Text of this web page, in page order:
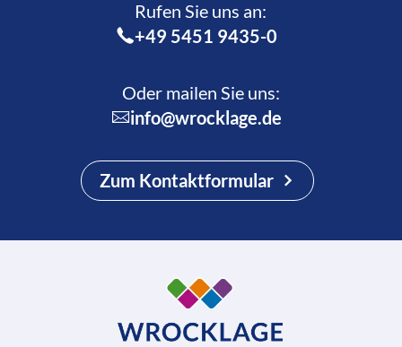
Rufen Sie uns an:­
+49 5451 9435-0
Oder mailen Sie uns:
info@wrocklage.de
Zum Kontaktformular